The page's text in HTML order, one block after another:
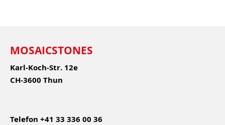
MOSAICSTONES
Karl-Koch-Str. 12e
CH-3600 Thun
Telefon +41 33 336 00 36